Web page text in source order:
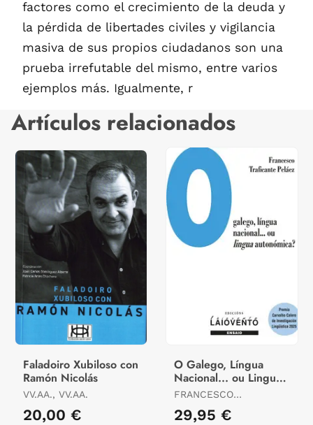
factores como el crecimiento de la deuda y
la pérdida de libertades civiles y vigilancia
masiva de sus propios ciudadanos son una
prueba irrefutable del mismo, entre varios
ejemplos más. Igualmente, r
Artículos relacionados
Faladoiro Xubiloso con
Ramón Nicolás
VV.AA., VV.AA.
20,00 €
O Galego, Língua
Nacional... ou Lingua
Autonómica?
FRANCESCO
29,95 €